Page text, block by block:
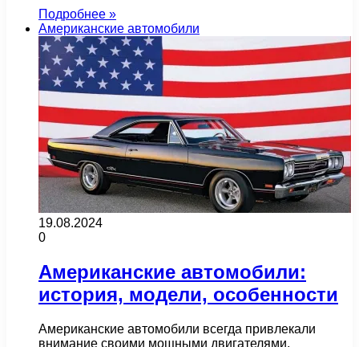
Подробнее »
Американские автомобили
19.08.2024
0
Американские автомобили:
история, модели, особенности
Американские автомобили всегда привлекали
внимание своими мощными двигателями,